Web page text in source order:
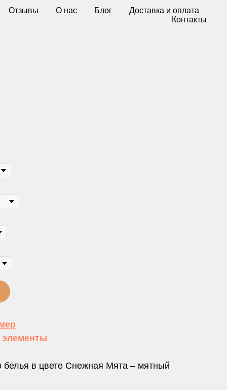
Отзывы О нас Блог
Доставка и оплата
Контакты
элементы
белья в цвете Снежная Мята – мятный